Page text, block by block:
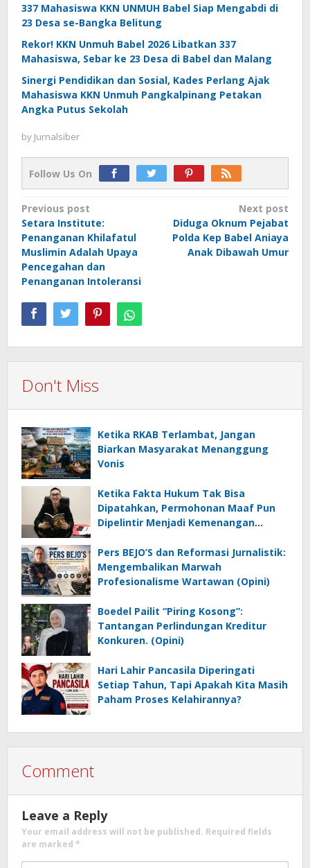
337 Mahasiswa KKN UNMUH Babel Siap Mengabdi di
23 Desa se-Bangka Belitung
Rekor! KKN Unmuh Babel 2026 Libatkan 337
Mahasiswa, Sebar ke 23 Desa di Babel dan Malang
Sinergi Pendidikan dan Sosial, Kades Perlang Ajak
Mahasiswa KKN Unmuh Pangkalpinang Petakan
Angka Putus Sekolah
by Jurnalsiber
Follow Us On
Post
navigation
Previous post
Setara Institute:
Penanganan Khilafatul
Muslimin Adalah Upaya
Pencegahan dan
Penanganan Intoleransi
Next post
Diduga Oknum Pejabat
Polda Kep Babel Aniaya
Anak Dibawah Umur
Don't Miss
Ketika RKAB Terlambat, Jangan
Biarkan Masyarakat Menanggung
Vonis
Ketika Fakta Hukum Tak Bisa
Dipatahkan, Permohonan Maaf Pun
Dipelintir Menjadi Kemenangan
Pers BEJO’S dan Reformasi Jurnalistik:
Mengembalikan Marwah
Profesionalisme Wartawan (Opini)
Boedel Pailit “Piring Kosong”:
Tantangan Perlindungan Kreditur
Konkuren. (Opini)
Hari Lahir Pancasila Diperingati
Setiap Tahun, Tapi Apakah Kita Masih
Paham Proses Kelahirannya?
Comment
Leave a Reply
Your email address will not be published. Required fields
are marked *